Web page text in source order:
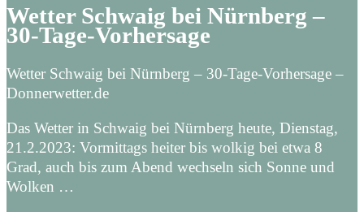
Wetter Schwaig bei Nürnberg –
30-Tage-Vorhersage
Wetter Schwaig bei Nürnberg – 30-Tage-Vorhersage –
Donnerwetter.de
Das Wetter in Schwaig bei Nürnberg heute, Dienstag,
21.2.2023: Vormittags heiter bis wolkig bei etwa 8
Grad, auch bis zum Abend wechseln sich Sonne und
Wolken …